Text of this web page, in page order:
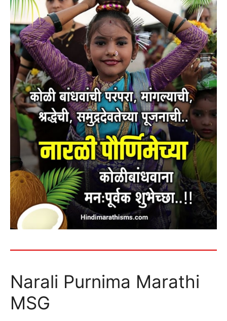
Narali Purnima Marathi
MSG